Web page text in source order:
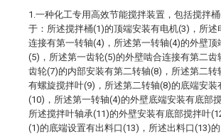
1.一种化工专用高效节能搅拌装置，包括搅拌
于：所述搅拌桶(1)的顶端安装有电机(3)，所述
连接有第一转轴(4)，所述第一转轴(4)的外壁顶
(5)，所述第一齿轮(5)的外壁啮合连接有第二齿
齿轮(7)的内部安装有第二转轴(8)，所述第二转
有螺旋搅拌叶(9)，所述第二转轴(8)的底端安装
(10)，所述第一转轴(4)的外壁底端安装有底部
所述搅拌叶轴承(11)的外壁安装有底部搅拌叶
(1)的底端设置有出料口(13)，所述出料口(13)